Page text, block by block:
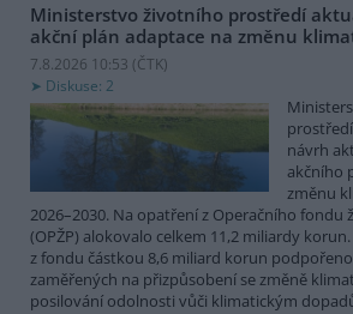
Ministerstvo životního prostředí
akční plán adaptace na změnu
7.8.2026 10:53 (ČTK)
Diskuse: 2
návrh
akčního
změnu
2026–2030. Na opatření z Operačního
(OPŽP) alokovalo celkem 11,2 miliardy
z fondu částkou 8,6 miliard korun
zaměřených na přizpůsobení se změně
posilování odolnosti vůči klimatickým